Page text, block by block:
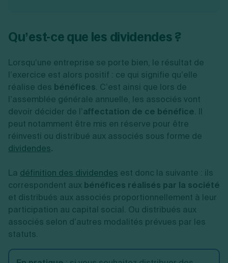
Qu’est-ce que les dividendes ?
Lorsqu’une entreprise se porte bien, le résultat de
l’exercice est alors positif : ce qui signifie qu’elle
réalise des bénéfices. C’est ainsi que lors de
l’assemblée générale annuelle, les associés vont
devoir décider de l’affectation de ce bénéfice. Il
peut notamment être mis en réserve pour être
réinvesti ou distribué aux associés sous forme de
dividendes.
La définition des dividendes est donc la suivante : ils
correspondent aux bénéfices réalisés par la société
et distribués aux associés proportionnellement à leur
participation au capital social. Ou distribués aux
associés selon d’autres modalités prévues par les
statuts.